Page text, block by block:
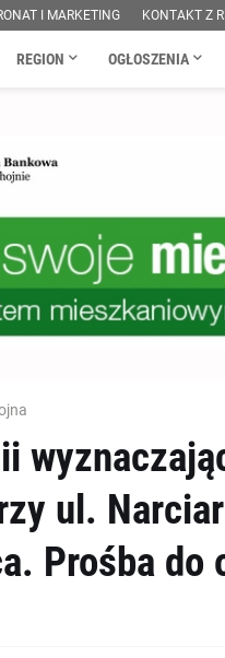
I MARKETING KONTAKT Z
REGION OGŁOSZENIA
ul.
Prośba do